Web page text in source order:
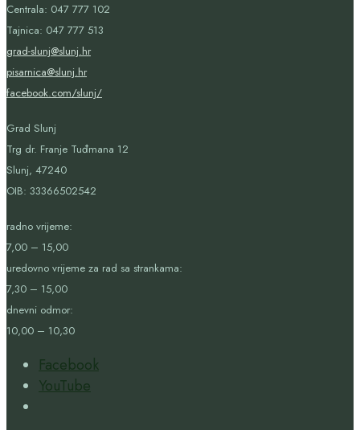
Centrala: 047 777 102
Tajnica: 047 777 513
grad-slunj@slunj.hr
pisarnica@slunj.hr
facebook.com/slunj/
Grad Slunj
Trg dr. Franje Tuđmana 12
Slunj, 47240
OIB: 33366502542
radno vrijeme:
7,00 – 15,00
uredovno vrijeme za rad sa strankama:
7,30 – 15,00
dnevni odmor:
10,00 – 10,30
Facebook
YouTube